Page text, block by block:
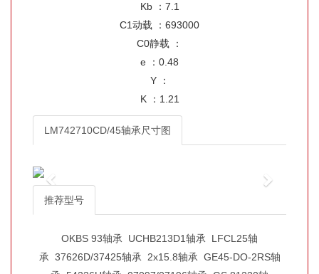
Kb ：7.1
C1动载 ：693000
C0静载 ：
e ：0.48
Y ：
K ：1.21
LM742710CD/45轴承尺寸图
推荐型号
OKBS 93轴承 UCHB213D1轴承 LFCL25轴
承 37626D/37425轴承 2x15.8轴承 GE45-DO-2RS轴